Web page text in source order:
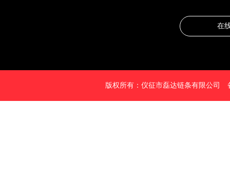
版权所有：仪征市磊达链条有限公司
在